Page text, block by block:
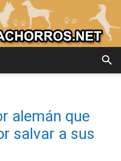
Perros
alemán que
salvar a sus